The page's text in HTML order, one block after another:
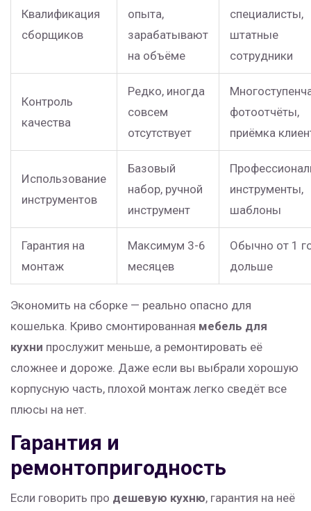
Квалификация
сборщиков
опыта,
зарабатывают
на объёме
специалисты,
штатные
сотрудники
Контроль
качества
Редко, иногда
совсем
отсутствует
фотоотчёты,
приёмка
Использование
инструментов
Базовый
набор, ручной
инструмент
инструменты,
шаблоны
Гарантия на
монтаж
Максимум 3-6
месяцев
Обычно от 1
дольше
Экономить на сборке — реально опасно для
кошелька. Криво смонтированная мебель для
кухни прослужит меньше, а ремонтировать её
сложнее и дороже. Даже если вы выбрали хорошую
корпусную часть, плохой монтаж легко сведёт все
плюсы на нет.
Гарантия и
ремонтопригодность
Если говорить про дешевую кухню, гарантия на неё